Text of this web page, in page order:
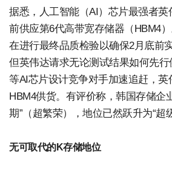
据悉，人工智能（AI）芯片最强者
前供应第6代高带宽存储器（HBM4
在进行最终品质检验以确保2月底前
但英伟达请求无论测试结果如何先
等AI芯片设计竞争对手加速追赶，英
HBM4供货。有评价称，韩国存储企
期”（超繁荣），地位已然跃升为“超
无可取代的K存储地位